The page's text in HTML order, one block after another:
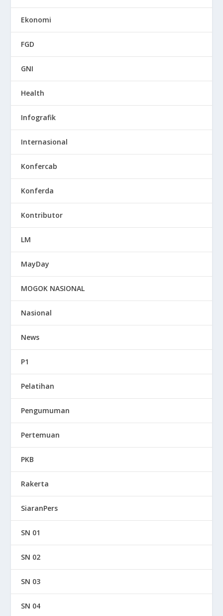
Ekonomi
FGD
GNI
Health
Infografik
Internasional
Konfercab
Konferda
Kontributor
LM
MayDay
MOGOK NASIONAL
Nasional
News
P1
Pelatihan
Pengumuman
Pertemuan
PKB
Rakerta
SiaranPers
SN 01
SN 02
SN 03
SN 04